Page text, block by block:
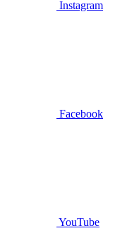
Instagram
Facebook
YouTube